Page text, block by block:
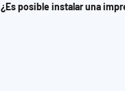
¿Es posible instalar una